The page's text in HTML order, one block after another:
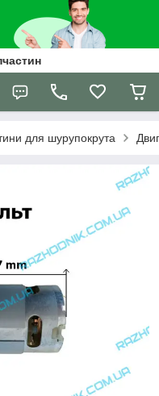
для шурупокрута